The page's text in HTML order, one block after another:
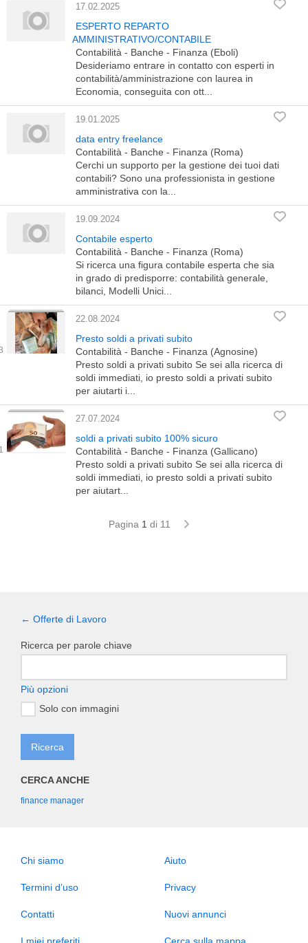
17.02.2025
ESPERTO REPARTO
AMMINISTRATIVO/CONTABILE
Contabilità - Banche - Finanza (Eboli)
Desideriamo entrare in contatto con esperti in
contabilità/amministrazione con laurea in
Economia, conseguita con ott...
19.01.2025
data entry freelance
Contabilità - Banche - Finanza (Roma)
Cerchi un supporto per la gestione dei tuoi dati
contabili? Sono una professionista in gestione
amministrativa con la...
19.09.2024
Contabile esperto
Contabilità - Banche - Finanza (Roma)
Si ricerca una figura contabile esperta che sia
in grado di predisporre: contabilità generale,
bilanci, Modelli Unici...
22.08.2024
Presto soldi a privati subito
Contabilità - Banche - Finanza (Agnosine)
Presto soldi a privati subito Se sei alla ricerca di
soldi immediati, io presto soldi a privati subito
per aiutarti i...
27.07.2024
soldi a privati subito 100% sicuro
Contabilità - Banche - Finanza (Gallicano)
Presto soldi a privati subito Se sei alla ricerca di
soldi immediati, io presto soldi a privati subito
per aiutart...
Pagina 1 di 11
← Offerte di Lavoro
Ricerca per parole chiave
Più opzioni
Solo con immagini
CERCA ANCHE
finance manager
Chi siamo Aiuto
Termini d’uso Privacy
Contatti Nuovi annunci